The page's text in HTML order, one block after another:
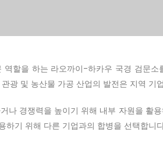
할을 하는 라오까이-하카우 국경 검문
광 및 농산물 가공 산업의 발전은 지역
나 경쟁력을 높이기 위해 내부 자원을 활
하기 위해 다른 기업과의 합병을 선택합니